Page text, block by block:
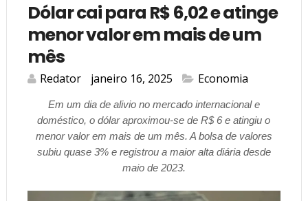
Dólar cai para R$ 6,02 e atinge
menor valor em mais de um
mês
Redator janeiro 16, 2025 Economia
Em um dia de alivio no mercado internacional e
doméstico, o dólar aproximou-se de R$ 6 e atingiu o
menor valor em mais de um mês. A bolsa de valores
subiu quase 3% e registrou a maior alta diária desde
maio de 2023.